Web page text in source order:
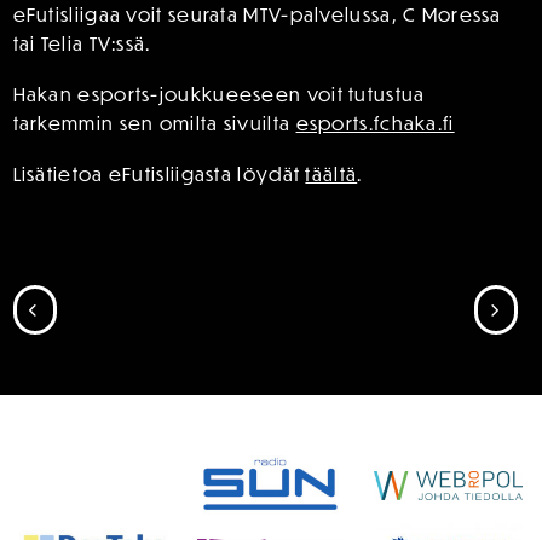
eFutisliigaa voit seurata MTV-palvelussa, C Moressa
tai Telia TV:ssä.
Hakan esports-joukkueeseen voit tutustua
tarkemmin sen omilta sivuilta esports.fchaka.fi
Lisätietoa eFutisliigasta löydättäältä.
SIIRRY EDELLISEEN